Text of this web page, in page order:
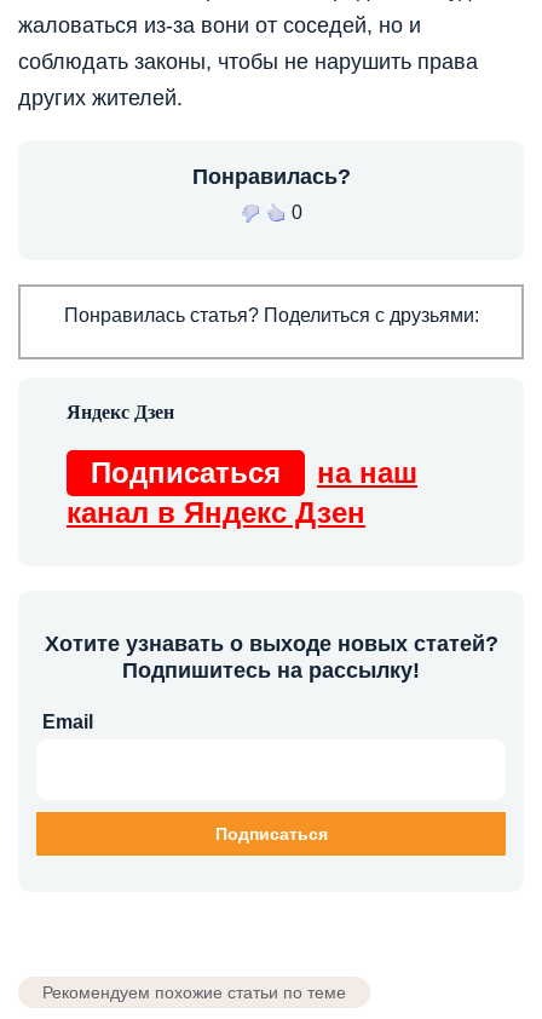
жаловаться из-за вони от соседей, но и
соблюдать законы, чтобы не нарушить права
других жителей.
Понравилась?
0
Понравилась статья? Поделиться с друзьями:
Подписаться
на наш
канал в Яндекс Дзен
Хотите узнавать о выходе новых статей?
Подпишитесь на рассылку!
Email
Рекомендуем похожие статьи по теме